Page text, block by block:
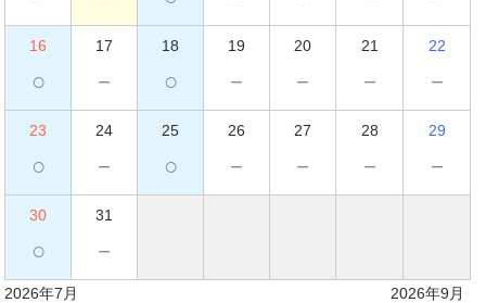
16
○
17
－
18
○
19
－
20
－
21
－
22
－
23
○
24
－
25
○
26
－
27
－
28
－
29
－
30
○
31
－
2026年7月 2026年9月